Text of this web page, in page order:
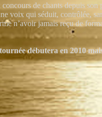
concours de chants depuis son
voix qui séduit, contrôlée,
n’avoir jamais reçu de
débutera en 2010